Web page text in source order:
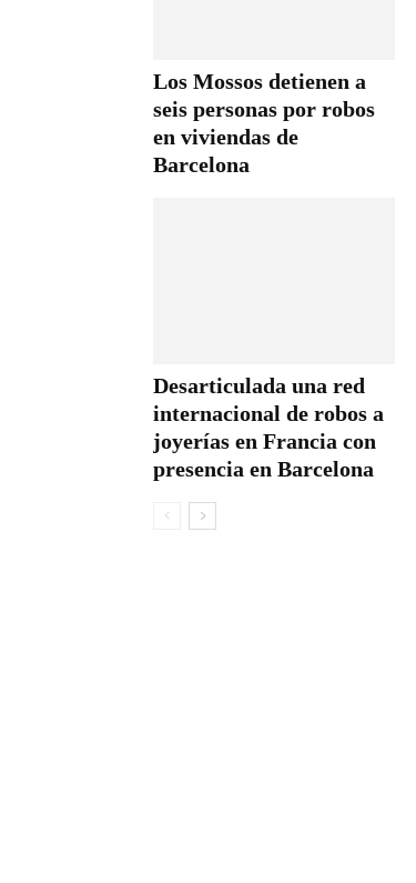
Los Mossos detienen a
seis personas por robos
en viviendas de
Barcelona
Desarticulada una red
internacional de robos a
joyerías en Francia con
presencia en Barcelona